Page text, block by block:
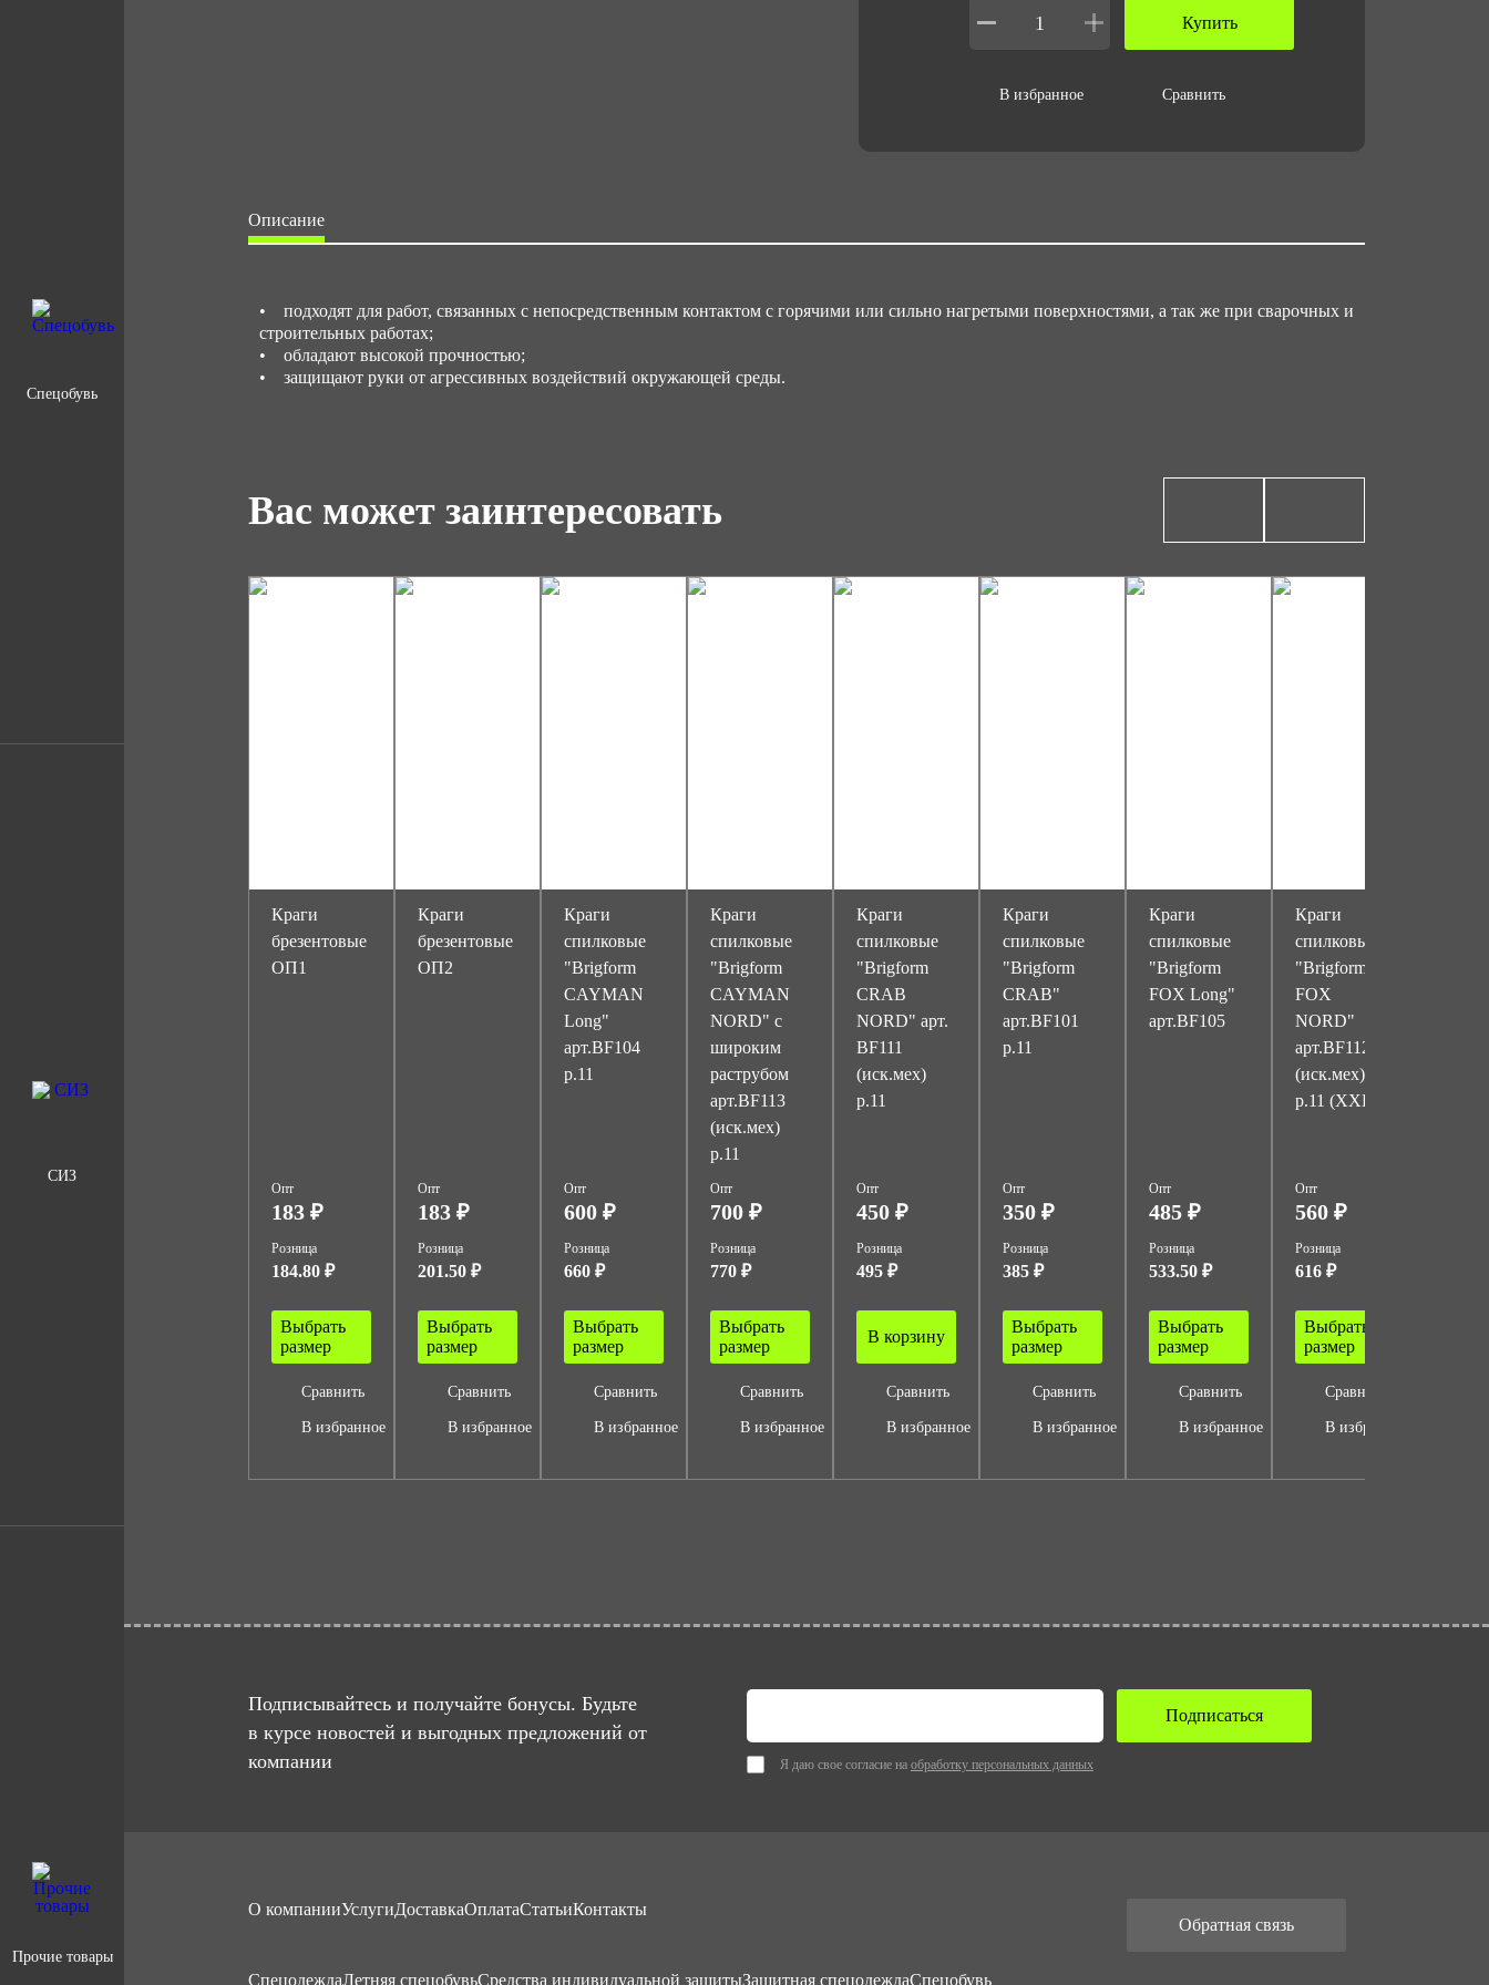
Спецобувь
СИЗ
Прочие товары
Купить
В избранное Сравнить
Описание
• подходят для работ, связанных с непосредственным контактом с горячими или сильно нагретыми поверхностями, а так же при сварочных и
строительных работах;
• обладают высокой прочностью;
• защищают руки от агрессивных воздействий окружающей среды.
Вас может заинтересовать
Краги
брезентовые
ОП1
Опт
183 ₽
Розница
184.80 ₽
Выбрать
размер
Сравнить
В избранное
Краги
брезентовые
ОП2
Опт
183 ₽
Розница
201.50 ₽
Выбрать
размер
Сравнить
В избранное
Краги
спилковые
"Brigform
CAYMAN
Long"
арт.BF104
р.11
Опт
600 ₽
Розница
660 ₽
Выбрать
размер
Сравнить
В избранное
Краги
спилковые
"Brigform
CAYMAN
NORD" с
широким
раструбом
арт.BF113
(иск.мех)
р.11
Опт
700 ₽
Розница
770 ₽
Выбрать
размер
Сравнить
В избранное
Краги
спилковые
"Brigform
CRAB
NORD" арт.
BF111
(иск.мех)
р.11
Опт
450 ₽
Розница
495 ₽
В корзину
Сравнить
В избранное
Краги
спилковые
"Brigform
CRAB"
арт.BF101
р.11
Опт
350 ₽
Розница
385 ₽
Выбрать
размер
Сравнить
В избранное
Краги
спилковые
"Brigform
FOX Long"
арт.BF105
Опт
485 ₽
Розница
533.50 ₽
Выбрать
размер
Сравнить
В избранное
Краги
спилковые
"Brigform
FOX
NORD"
арт.BF112
(иск.мех)
р.11 (XXL)
Опт
560 ₽
Розница
616 ₽
Выбрать
размер
Сравнить
В избранное
Подписывайтесь и получайте бонусы. Будьте
в курсе новостей и выгодных предложений от
компании
Я даю свое согласие на обработку персональных данных
Подписаться
О компанииУслугиДоставкаОплатаСтатьиКонтакты
CпецодеждаЛетняя спецобувьСредства индивидуальной защитыЗащитная спецодеждаСпецобувь
Обратная связь